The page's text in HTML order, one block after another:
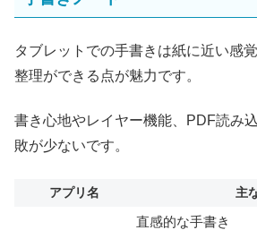
タブレットでの手書きは紙に近い感
整理ができる点が魅力です。
書き心地やレイヤー機能、PDF読み
敗が少ないです。
アプリ名 主
直感的な手書き